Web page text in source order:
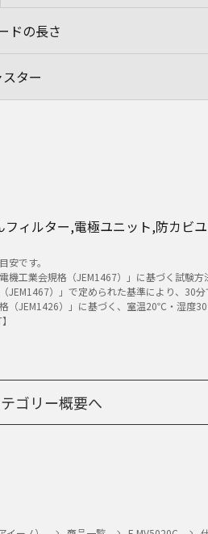
ドの長さ
ター
ィルター,電極ユニット,防カビ
です。
工業会規格（JEM1467）」に基づく試験方
JEM1467）」で定められた基準により、30
（JEM1426）」に基づく、室温20℃・湿度
ゴリー概要へ